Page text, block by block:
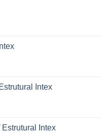
Intex
Intex